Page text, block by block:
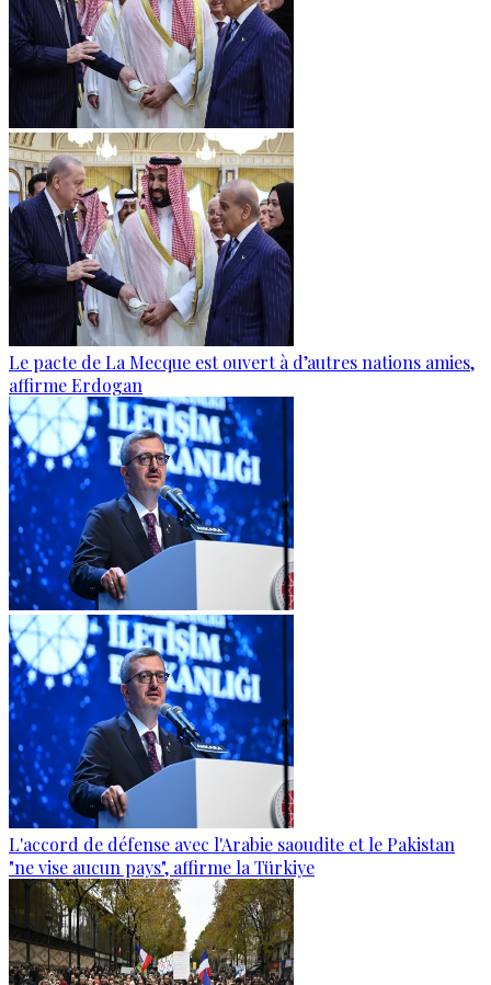
Le pacte de La Mecque est ouvert à d’autres nations amies,
affirme Erdogan
L'accord de défense avec l'Arabie saoudite et le Pakistan
"ne vise aucun pays", affirme la Türkiye